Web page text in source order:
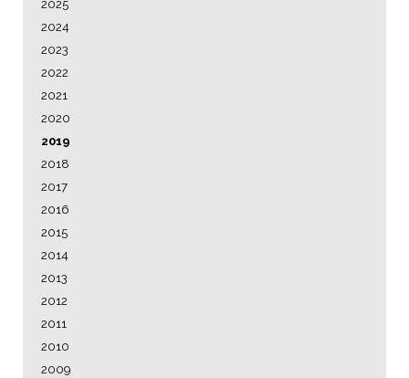
2025
2024
2023
2022
2021
2020
2019
2018
2017
2016
2015
2014
2013
2012
2011
2010
2009